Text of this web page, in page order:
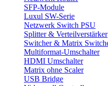
SFP-Module
Luxul SW-Serie
Netzwerk Switch PSU
Splitter & Verteilverstärker
Switcher & Matrix
Multiformat-Umschalter
HDMI Umschalter
Matrix ohne Scaler
USB Bridge